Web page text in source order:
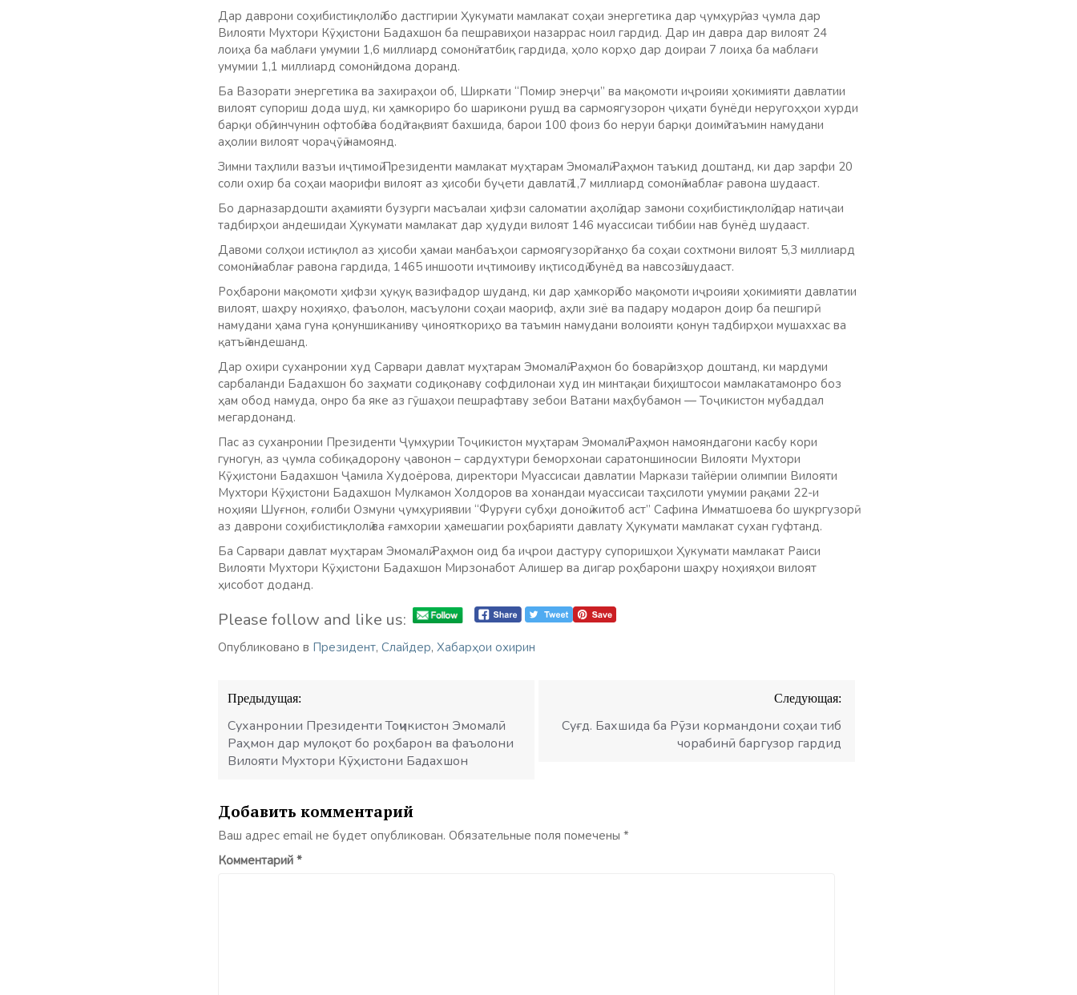
Дар даврони соҳибистиқлолӣ бо дастгирии Ҳукумати мамлакат соҳаи энергетика дар ҷумҳурӣ, аз ҷумла дар
Вилояти Мухтори Кӯҳистони Бадахшон ба пешравиҳои назаррас ноил гардид. Дар ин давра дар вилоят 24
лоиҳа ба маблағи умумии 1,6 миллиард сомонӣ татбиқ гардида, ҳоло корҳо дар доираи 7 лоиҳа ба маблағи
умумии 1,1 миллиард сомонӣ идома доранд.
Ба Вазорати энергетика ва захираҳои об, Ширкати “Помир энерҷи” ва мақомоти иҷроияи ҳокимияти давлатии
вилоят супориш дода шуд, ки ҳамкориро бо шарикони рушд ва сармоягузорон ҷиҳати бунёди неругоҳҳои хурди
барқи обӣ, инчунин офтобӣ ва бодӣ тақвият бахшида, барои 100 фоиз бо неруи барқи доимӣ таъмин намудани
аҳолии вилоят чораҷӯӣ намоянд.
Зимни таҳлили вазъи иҷтимоӣ Президенти мамлакат муҳтарам Эмомалӣ Раҳмон таъкид доштанд, ки дар зарфи 20
соли охир ба соҳаи маорифи вилоят аз ҳисоби буҷети давлатӣ 1,7 миллиард сомонӣ маблағ равона шудааст.
Бо дарназардошти аҳамияти бузурги масъалаи ҳифзи саломатии аҳолӣ дар замони соҳибистиқлолӣ дар натиҷаи
тадбирҳои андешидаи Ҳукумати мамлакат дар ҳудуди вилоят 146 муассисаи тиббии нав бунёд шудааст.
Давоми солҳои истиқлол аз ҳисоби ҳамаи манбаъҳои сармоягузорӣ танҳо ба соҳаи сохтмони вилоят 5,3 миллиард
сомонӣ маблағ равона гардида, 1465 иншооти иҷтимоиву иқтисодӣ бунёд ва навсозӣ шудааст.
Роҳбарони мақомоти ҳифзи ҳуқуқ вазифадор шуданд, ки дар ҳамкорӣ бо мақомоти иҷроияи ҳокимияти давлатии
вилоят, шаҳру ноҳияҳо, фаъолон, масъулони соҳаи маориф, аҳли зиё ва падару модарон доир ба пешгирӣ
намудани ҳама гуна қонуншиканиву ҷинояткориҳо ва таъмин намудани волоияти қонун тадбирҳои мушаххас ва
қатъӣ андешанд.
Дар охири суханронии худ Сарвари давлат муҳтарам Эмомалӣ Раҳмон бо боварӣ изҳор доштанд, ки мардуми
сарбаланди Бадахшон бо заҳмати содиқонаву софдилонаи худ ин минтақаи биҳиштосои мамлакатамонро боз
ҳам обод намуда, онро ба яке аз гӯшаҳои пешрафтаву зебои Ватани маҳбубамон — Тоҷикистон мубаддал
мегардонанд.
Пас аз суханронии Президенти Ҷумҳурии Тоҷикистон муҳтарам Эмомалӣ Раҳмон намояндагони касбу кори
гуногун, аз ҷумла собиқадорону ҷавонон – сардухтури беморхонаи саратоншиносии Вилояти Мухтори
Кӯҳистони Бадахшон Ҷамила Худоёрова, директори Муассисаи давлатии Маркази тайёрии олимпии Вилояти
Мухтори Кӯҳистони Бадахшон Мулкамон Холдоров ва хонандаи муассисаи таҳсилоти умумии рақами 22-и
ноҳияи Шуғнон, ғолиби Озмуни ҷумҳуриявии “Фуруғи субҳи доноӣ китоб аст” Сафина Имматшоева бо шукргузорӣ
аз даврони соҳибистиқлолӣ ва ғамхории ҳамешагии роҳбарияти давлату Ҳукумати мамлакат сухан гуфтанд.
Ба Сарвари давлат муҳтарам Эмомалӣ Раҳмон оид ба иҷрои дастуру супоришҳои Ҳукумати мамлакат Раиси
Вилояти Мухтори Кӯҳистони Бадахшон Мирзонабот Алишер ва дигар роҳбарони шаҳру ноҳияҳои вилоят
ҳисобот доданд.
Please follow and like us:
Опубликовано в Президент, Слайдер, Хабарҳои охирин
Навигация
по
записям
Предыдущая:
Суханронии Президенти Тоҷикистон Эмомалӣ
Раҳмон дар мулоқот бо роҳбарон ва фаъолони
Вилояти Мухтори Кӯҳистони Бадахшон
Следующая:
Суғд. Бахшида ба Рӯзи кормандони соҳаи тиб
чорабинӣ баргузор гардид
Добавить комментарий
Ваш адрес email не будет опубликован. Обязательные поля помечены *
Комментарий *